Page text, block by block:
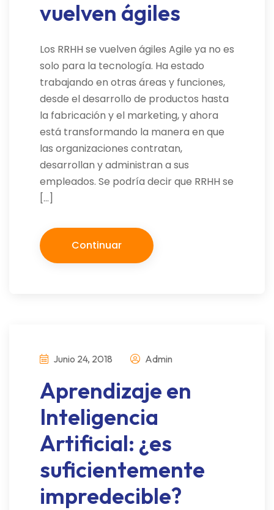
vuelven ágiles
Los RRHH se vuelven ágiles Agile ya no es
solo para la tecnología. Ha estado
trabajando en otras áreas y funciones,
desde el desarrollo de productos hasta
la fabricación y el marketing, y ahora
está transformando la manera en que
las organizaciones contratan,
desarrollan y administran a sus
empleados. Se podría decir que RRHH se
[…]
Continuar
Junio 24, 2018 Admin
Aprendizaje en
Inteligencia
Artificial: ¿es
suficientemente
impredecible?